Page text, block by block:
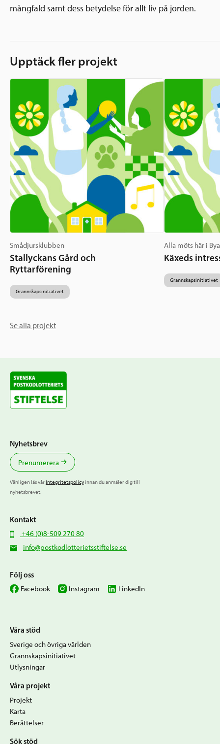
mångfald samt dess betydelse för allt liv på jorden.
Upptäck fler projekt
Smådjursklubben
Stallyckans Gård och
Ryttarförening
Grannskapsinitiativet
Alla möts här i
Käxeds
Grannskapsinitiativet
Se alla projekt
Våra stöd
Sverige och övriga världen
Grannskapsinitiativet
Utlysningar
Våra projekt
Projekt
Karta
Berättelser
Sök stöd
Nyhetsbrev
Prenumerera
Vänligen läs vårIntegritetspolicyinnan du anmäler dig till
nyhetsbrevet.
Kontakt
+46 (0)8-509 270 80
info@postkodlotterietsstiftelse.se
Följ oss
Facebook Instagram LinkedIn